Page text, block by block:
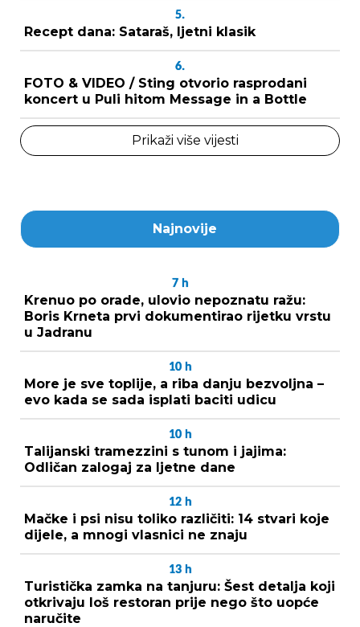
5.
Recept dana: Sataraš, ljetni klasik
6.
FOTO & VIDEO / Sting otvorio rasprodani
koncert u Puli hitom Message in a Bottle
Prikaži više vijesti
Najnovije
7 h
Krenuo po orade, ulovio nepoznatu ražu:
Boris Krneta prvi dokumentirao rijetku vrstu
u Jadranu
10 h
More je sve toplije, a riba danju bezvoljna –
evo kada se sada isplati baciti udicu
10 h
Talijanski tramezzini s tunom i jajima:
Odličan zalogaj za ljetne dane
12 h
Mačke i psi nisu toliko različiti: 14 stvari koje
dijele, a mnogi vlasnici ne znaju
13 h
Turistička zamka na tanjuru: Šest detalja koji
otkrivaju loš restoran prije nego što uopće
naručite